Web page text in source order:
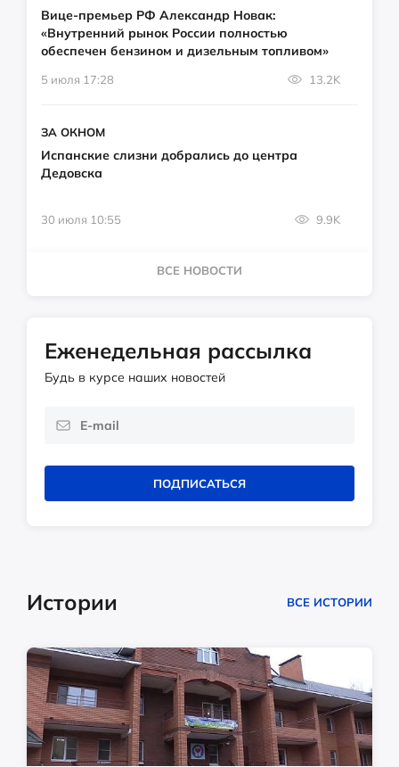
Вице-премьер РФ Александр Новак:
«Внутренний рынок России полностью
обеспечен бензином и дизельным топливом»
5 июля 17:28 13.2K
ЗА ОКНОМ
Испанские слизни добрались до центра
Дедовска
30 июля 10:55 9.9K
ВСЕ НОВОСТИ
Еженедельная рассылка
Будь в курсе наших новостей
ПОДПИСАТЬСЯ
Истории ВСЕ ИСТОРИИ